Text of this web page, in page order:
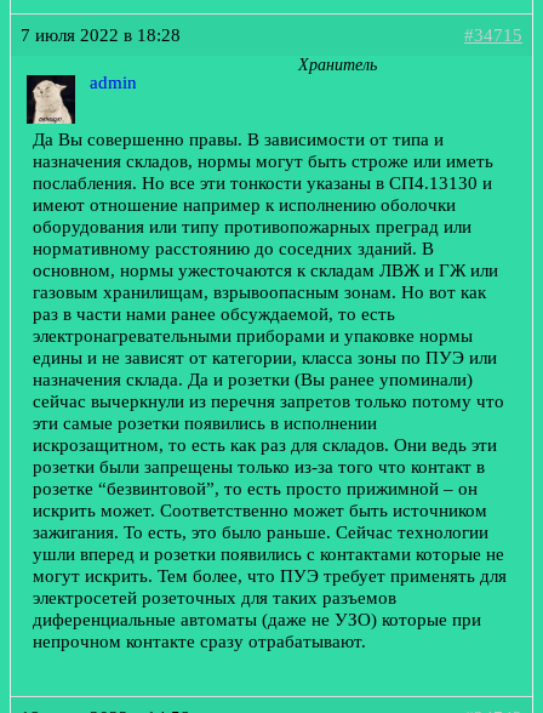
7 июля 2022 в 18:28 #34715
admin
Хранитель
Да Вы совершенно правы. В зависимости от типа и
назначения складов, нормы могут быть строже или иметь
послабления. Но все эти тонкости указаны в СП4.13130 и
имеют отношение например к исполнению оболочки
оборудования или типу противопожарных преград или
нормативному расстоянию до соседних зданий. В
основном, нормы ужесточаются к складам ЛВЖ и ГЖ или
газовым хранилищам, взрывоопасным зонам. Но вот как
раз в части нами ранее обсуждаемой, то есть
электронагревательными приборами и упаковке нормы
едины и не зависят от категории, класса зоны по ПУЭ или
назначения склада. Да и розетки (Вы ранее упоминали)
сейчас вычеркнули из перечня запретов только потому что
эти самые розетки появились в исполнении
искрозащитном, то есть как раз для складов. Они ведь эти
розетки были запрещены только из-за того что контакт в
розетке “безвинтовой”, то есть просто прижимной – он
искрить может. Соответственно может быть источником
зажигания. То есть, это было раньше. Сейчас технологии
ушли вперед и розетки появились с контактами которые не
могут искрить. Тем более, что ПУЭ требует применять для
электросетей розеточных для таких разъемов
диференциальные автоматы (даже не УЗО) которые при
непрочном контакте сразу отрабатывают.